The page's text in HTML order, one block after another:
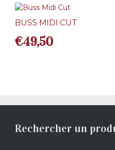
BUSS MIDI CUT
€49,50
Rechercher un